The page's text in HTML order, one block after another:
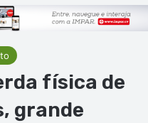
física de
grande